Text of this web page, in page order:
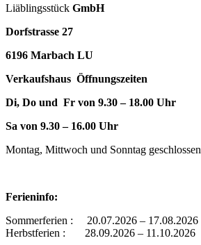
Liäblingsstück GmbH
Dorfstrasse 27
6196 Marbach LU
Verkaufshaus Öffnungszeiten
Di, Do und Fr von 9.30 – 18.00 Uhr
Sa von 9.30 – 16.00 Uhr
Montag, Mittwoch und Sonntag geschlossen
Ferieninfo:
Sommerferien : 20.07.2026 – 17.08.2026
Herbstferien : 28.09.2026 – 11.10.2026